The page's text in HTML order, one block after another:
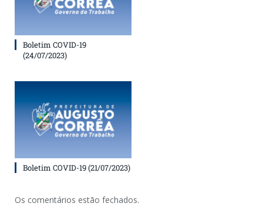
Boletim COVID-19
(24/07/2023)
Boletim COVID-19 (21/07/2023)
Os comentários estão fechados.